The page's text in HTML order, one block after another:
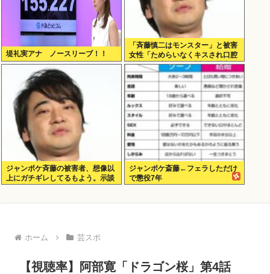
堤礼実アナ ノースリーブ！！
「斉藤慎二はモンスター」と被害
女性「ためらいなくキスされ口腔
性交…」涙ながらに訴えた被害後
の”深刻なPTSD”
ジャンポケ斉藤の被害者、想像以
上にガチギレしてるもよう。示談
ジャンポケ斎藤←フェラしただけ
で懲役7年
ホーム 芸スポ
【視聴率】阿部寛「ドラゴン桜」第4話